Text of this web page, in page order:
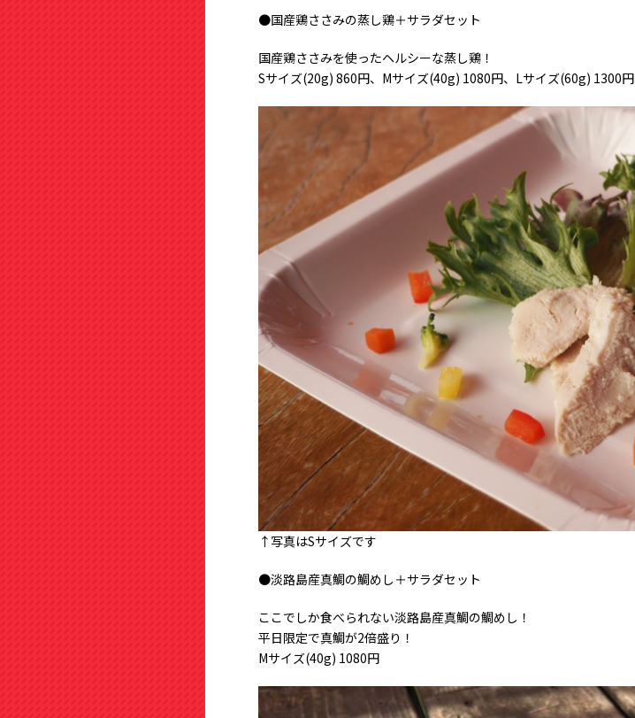
●国産鶏ささみの蒸し鶏＋サラダセット
国産鶏ささみを使ったヘルシーな蒸し鶏！
Sサイズ(20g) 860円、Mサイズ(40g) 1080円、Lサイズ(60g) 1300円
↑写真はSサイズです
●淡路島産真鯛の鯛めし＋サラダセット
ここでしか食べられない淡路島産真鯛の鯛めし！
平日限定で真鯛が2倍盛り！
Mサイズ(40g) 1080円